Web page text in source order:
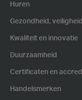
Huren
Gezondheid,
Kwaliteit en innovatie
Duurzaamheid
Certificaten en
Handelsmerken